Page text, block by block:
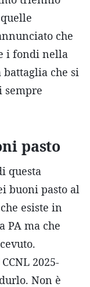
che
i fondi nella
battaglia che si
sempre
pasto
questa
buoni pasto al
esiste in
PA ma che
2025-
Non è